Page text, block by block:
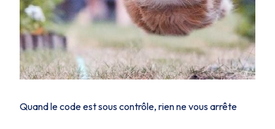
Quand le code est sous contrôle, rien ne vous arrête